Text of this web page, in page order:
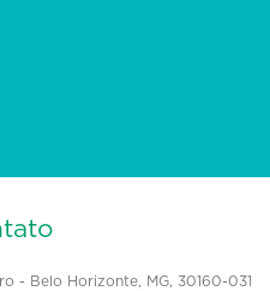
- Belo Horizonte, MG, 30160-031